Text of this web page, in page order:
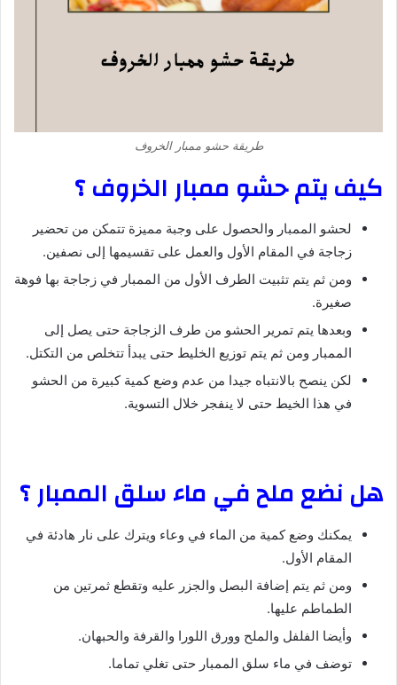
طريقة حشو ممبار الخروف
كيف يتم حشو ممبار الخروف؟
لحشو الممبار والحصول على وجبة مميزة تتمكن من تحضير
زجاجة في المقام الأول والعمل على تقسيمها إلى نصفين.
ومن ثم يتم تثبيت الطرف الأول من الممبار في زجاجة بها فوهة
صغيرة.
وبعدها يتم تمرير الحشو من طرف الزجاجة حتى يصل إلى
الممبار ومن ثم يتم توزيع الخليط حتى يبدأ تتخلص من التكتل.
لكن ينصح بالانتباه جيدا من عدم وضع كمية كبيرة من الحشو
في هذا الخيط حتى لا ينفجر خلال التسوية.
هل نضع ملح في ماء سلق الممبار ؟
يمكنك وضع كمية من الماء في وعاء ويترك على نار هادئة في
المقام الأول.
ومن ثم يتم إضافة البصل والجزر عليه وتقطع ثمرتين من
الطماطم عليها.
وأيضا الفلفل والملح وورق اللورا والقرفة والحبهان.
توضف في ماء سلق الممبار حتى تغلي تماما.